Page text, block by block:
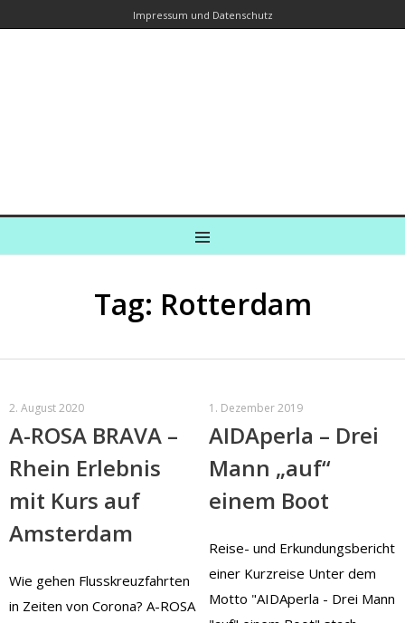
Impressum und Datenschutz
MENU
Tag: Rotterdam
2. August 2020
A-ROSA BRAVA –
Rhein Erlebnis
mit Kurs auf
Amsterdam
Wie gehen Flusskreuzfahrten
in Zeiten von Corona? A-ROSA
1. Dezember 2019
AIDAperla – Drei
Mann „auf“
einem Boot
Reise- und Erkundungsbericht
einer Kurzreise Unter dem
Motto "AIDAperla - Drei Mann